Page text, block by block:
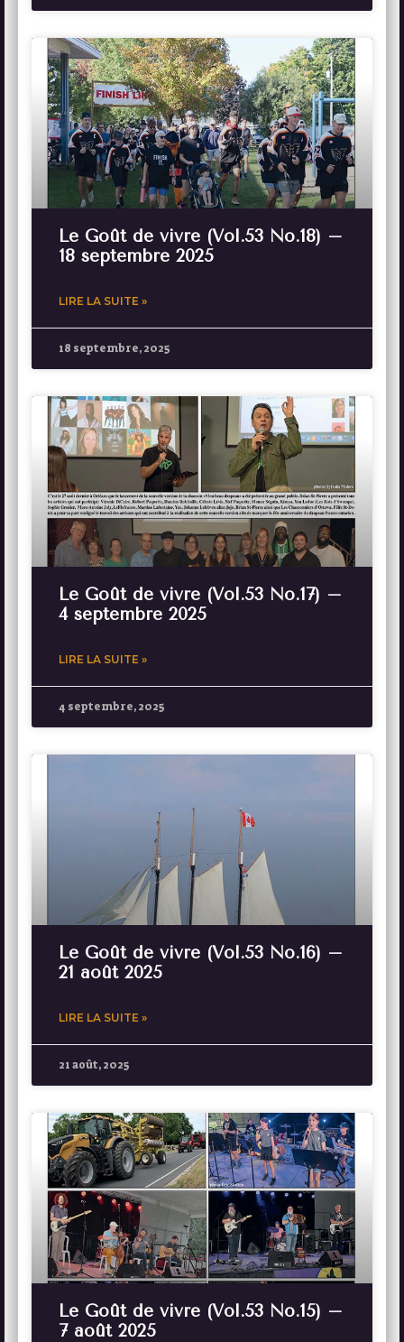
Le Goût de vivre (Vol.53 No.18) –
18 septembre 2025
LIRE LA SUITE »
18 septembre, 2025
Le Goût de vivre (Vol.53 No.17) –
4 septembre 2025
LIRE LA SUITE »
4 septembre, 2025
Le Goût de vivre (Vol.53 No.16) –
21 août 2025
LIRE LA SUITE »
21 août, 2025
Le Goût de vivre (Vol.53 No.15) –
7 août 2025